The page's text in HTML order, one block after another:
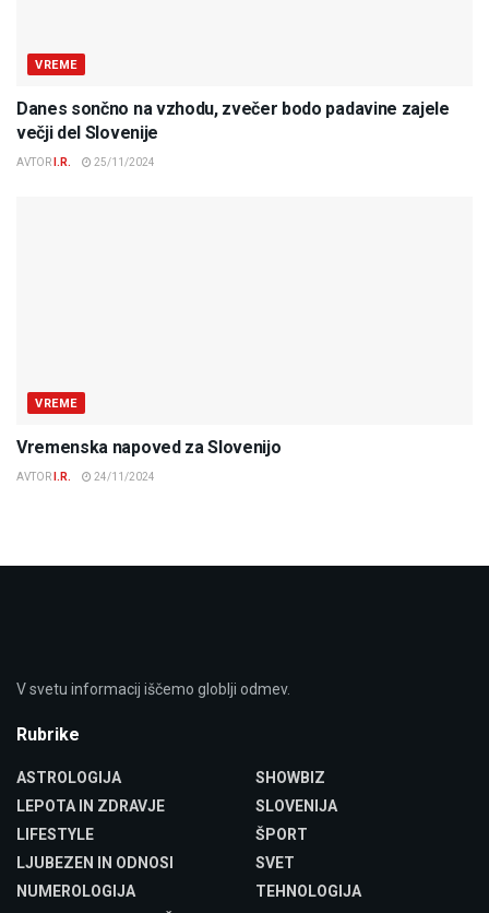
VREME
Danes sončno na vzhodu, zvečer bodo padavine zajele
večji del Slovenije
AVTOR I.R. 25/11/2024
VREME
Vremenska napoved za Slovenijo
AVTOR I.R. 24/11/2024
V svetu informacij iščemo globlji odmev.
Rubrike
ASTROLOGIJA
LEPOTA IN ZDRAVJE
LIFESTYLE
LJUBEZEN IN ODNOSI
NUMEROLOGIJA
SHOWBIZ
SLOVENIJA
ŠPORT
SVET
TEHNOLOGIJA